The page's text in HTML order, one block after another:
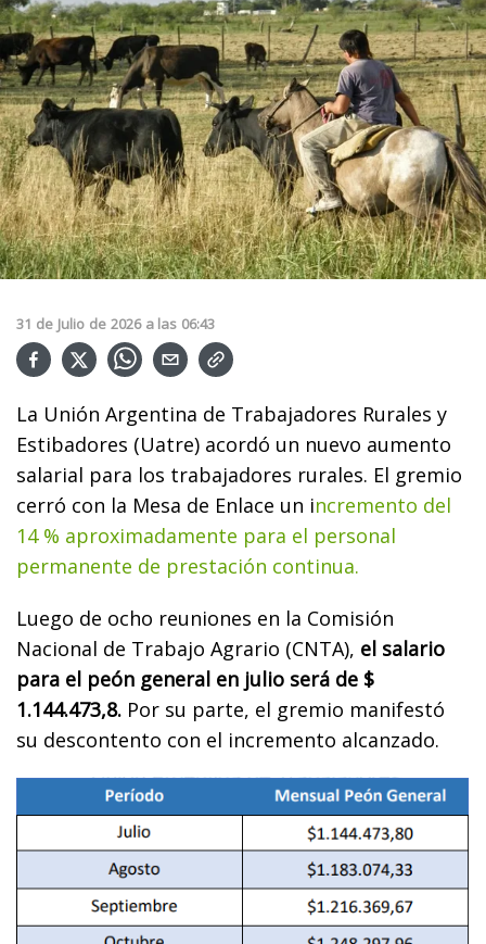
31 de Julio de 2026 a las 06:43
La Unión Argentina de Trabajadores Rurales y
Estibadores (Uatre) acordó un nuevo aumento
salarial para los trabajadores rurales. El gremio
cerró con la Mesa de Enlace un incremento del
14 % aproximadamente para el personal
permanente de prestación continua.
Luego de ocho reuniones en la Comisión
Nacional de Trabajo Agrario (CNTA), el salario
para el peón general en julio será de $
1.144.473,8. Por su parte, el gremio manifestó
su descontento con el incremento alcanzado.